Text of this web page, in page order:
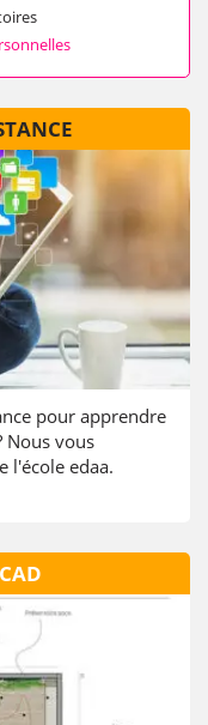
pour apprendre
Nous vous
l'école edaa.